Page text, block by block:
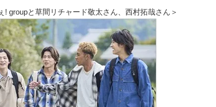
! groupと草間リチャード敬太さん、西村拓哉さん＞